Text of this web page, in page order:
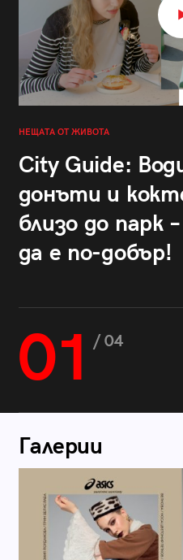
НЕЩАТА ОТ ЖИВОТА
City Guide:
донъти и
близо до парк
да е по-добър!
01 / 04
Галерии